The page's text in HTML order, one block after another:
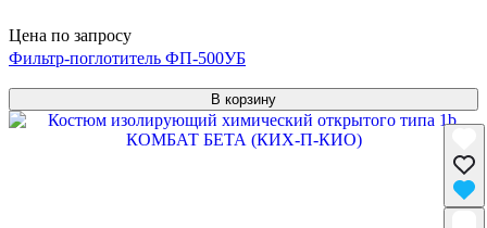
Цена по запросу
Фильтр-поглотитель ФП-500УБ
В корзину